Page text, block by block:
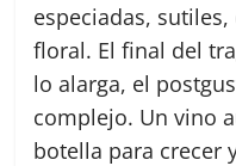
especiadas,
floral. El final del
lo alarga, el
complejo. Un vino
botella para crecer